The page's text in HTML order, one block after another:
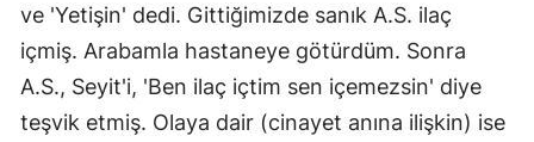
ve 'Yetişin' dedi. Gittiğimizde sanık A.S. ilaç
içmiş. Arabamla hastaneye götürdüm. Sonra
A.S., Seyit'i, 'Ben ilaç içtim sen içemezsin' diye
teşvik etmiş. Olaya dair (cinayet anına ilişkin) ise